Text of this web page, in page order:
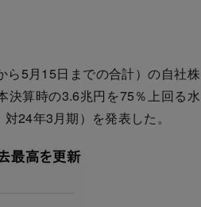
5月15日までの合計）の自社株
決算時の3.6兆円を75％上回る水
24年3月期）を発表した。